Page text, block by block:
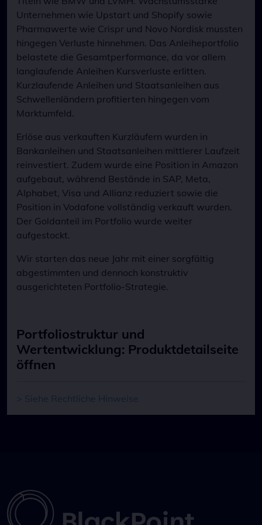
Unternehmen wie Upstart und Shopify sowie
Pharmawerte wie Crispr und Novo Nordisk mussten
hingegen Verluste hinnehmen. Das Anleiheportfolio
belastete die Gesamtperformance, da vor allem
langlaufende Anleihen Kursverluste erlitten.
Kurzlaufende Anleihen und Staatsanleihen aus
Schwellenländern profitierten hingegen vom
Marktumfeld.
Erlöse aus verkauften Kurzläufern wurden in
Bankanleihen und Staatsanleihen mittlerer Laufzeit
reinvestiert. Zudem wurde eine Position in Amazon
aufgebaut, während Bestände in SAP, Meta,
Alphabet, Visa und Allianz reduziert sowie die
Position in Vodafone vollständig verkauft wurden.
Der Goldanteil im Portfolio wurde weiter
aufgestockt.
Wir starten das neue Jahr mit einer sorgfältig
abgestimmten und dennoch konstruktiv
ausgerichteten Portfolio-Strategie.
Portfoliostruktur und
Wertentwicklung: Produktdetailseite
öffnen
> Siehe Rechtliche Hinweise